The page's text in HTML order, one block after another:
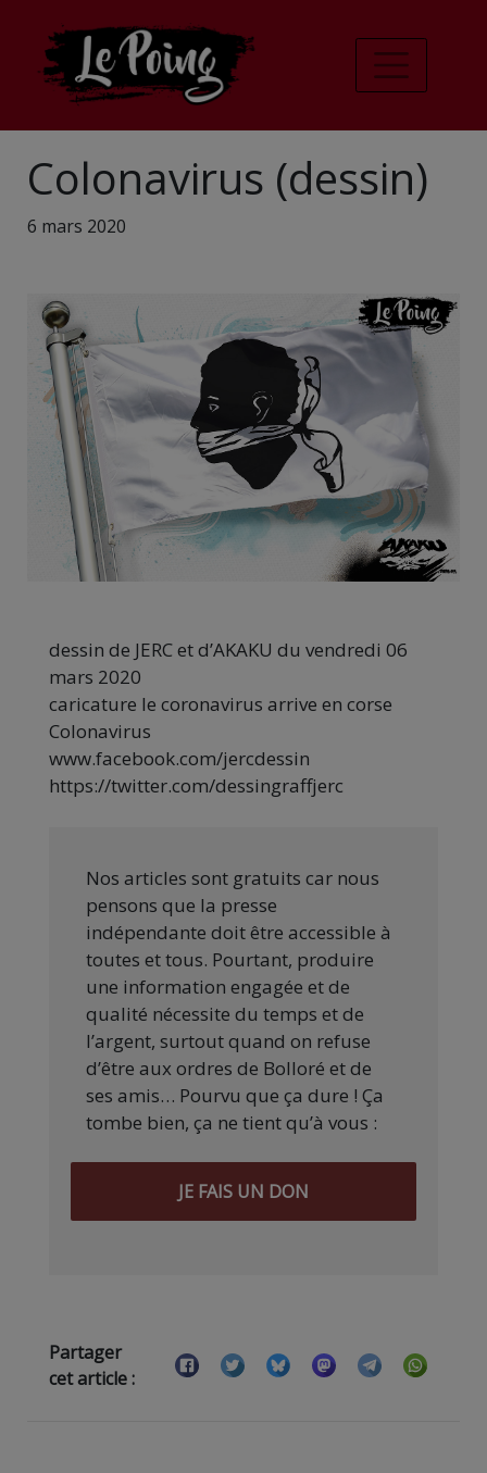
Colonavirus (dessin)
6 mars 2020
dessin de JERC et d’AKAKU du vendredi 06
mars 2020
caricature le coronavirus arrive en corse
Colonavirus
www.facebook.com/jercdessin
https://twitter.com/dessingraffjerc
Nos articles sont gratuits car nous
pensons que la presse
indépendante doit être accessible à
toutes et tous. Pourtant, produire
une information engagée et de
qualité nécessite du temps et de
l’argent, surtout quand on refuse
d’être aux ordres de Bolloré et de
ses amis… Pourvu que ça dure ! Ça
tombe bien, ça ne tient qu’à vous :
JE FAIS UN DON
Partager
cet article :